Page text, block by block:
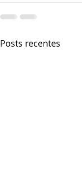
Posts recentes